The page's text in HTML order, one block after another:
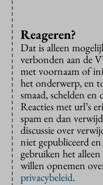
Reageren?
Dat is alleen
verbonden aan de
met voornaam of
het onderwerp, en
smaad, schelden
Reacties met url’s
spam en dan
discussie over
niet gepubliceerd
gebruiken het
willen opnemen
privacybeleid.